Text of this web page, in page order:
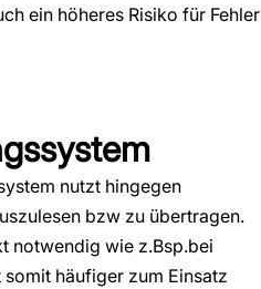
ein höheres Risiko für Fehler
nutzt hingegen
bzw zu übertragen.
notwendig wie z.Bsp.bei
häufiger zum Einsatz